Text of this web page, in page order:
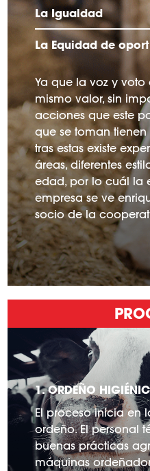
La Igualdad
La Equidad de
Ya que la voz y
mismo valor, sin
acciones que este
que se toman
tras estas existe
áreas, diferentes
edad, por lo cuál la
empresa se ve
socio de la
1. ORDEÑO
El proceso inicia en
ordeño. El personal
buenas prácticas
máquinas